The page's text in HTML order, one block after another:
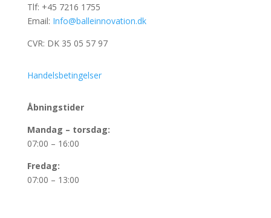
Tlf: +45 7216 1755
Email: Info@balleinnovation.dk
CVR: DK 35 05 57 97
Handelsbetingelser
Åbningstider
Mandag – torsdag:
07:00 – 16:00
Fredag:
07:00 – 13:00